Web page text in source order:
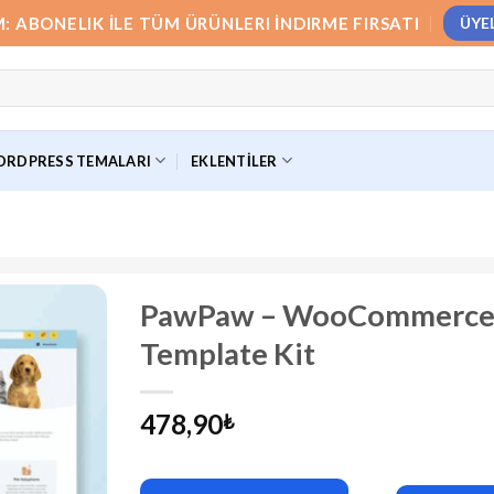
ABONELIK İLE TÜM ÜRÜNLERI İNDIRME FIRSATI
TEMALARI EKLENTILER
PawPaw –
Template Kit
478,90₺